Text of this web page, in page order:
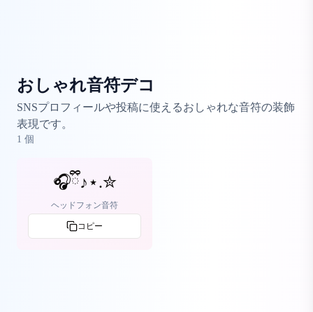
おしゃれ音符デコ
SNSプロフィールや投稿に使えるおしゃれな音符の装飾
表現です。
1 個
🎧ྀི♪⋆.✮
ヘッドフォン音符
コピー